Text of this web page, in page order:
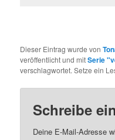
Dieser Eintrag wurde von
veröffentlicht und mitSerie
verschlagwortet. Setze ein
Schreibe
Deine E-Mail-Adresse